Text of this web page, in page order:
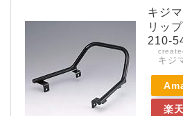
キジ
リッ
210-
キジ
楽